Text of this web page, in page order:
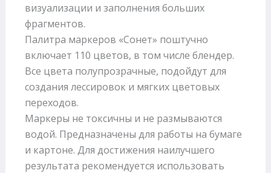
визуализации и заполнения больших
фрагментов.
Палитра маркеров «Сонет» поштучно
включает 110 цветов, в том числе блендер.
Все цвета полупрозрачные, подойдут для
создания лессировок и мягких цветовых
переходов.
Маркеры не токсичны и не размываются
водой. Предназначены для работы на бумаге
и картоне. Для достижения наилучшего
результата рекомендуется использовать